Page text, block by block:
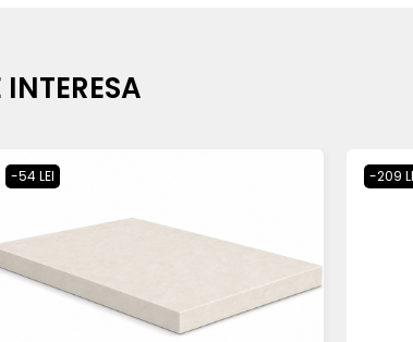
-54 LEI -209